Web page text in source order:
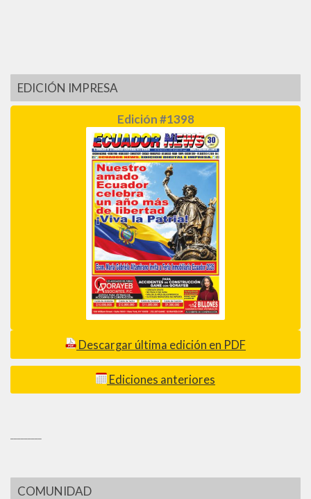
EDICIÓN IMPRESA
Edición #1398
Descargar última edición en PDF
Ediciones anteriores
COMUNIDAD